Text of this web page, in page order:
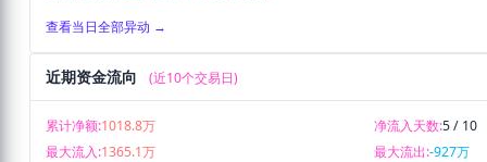
查看当日全部异动 →
近期资金流向 (近10个交易日)
累计净额:1018.8万 净流入天数:5 / 10
最大流入:1365.1万 最大流出:-927万